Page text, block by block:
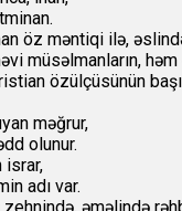
öz məntiqi ilə,
müsəlmanların,
özülçüsünün
məğrur,
olunur.
israr,
adı var.